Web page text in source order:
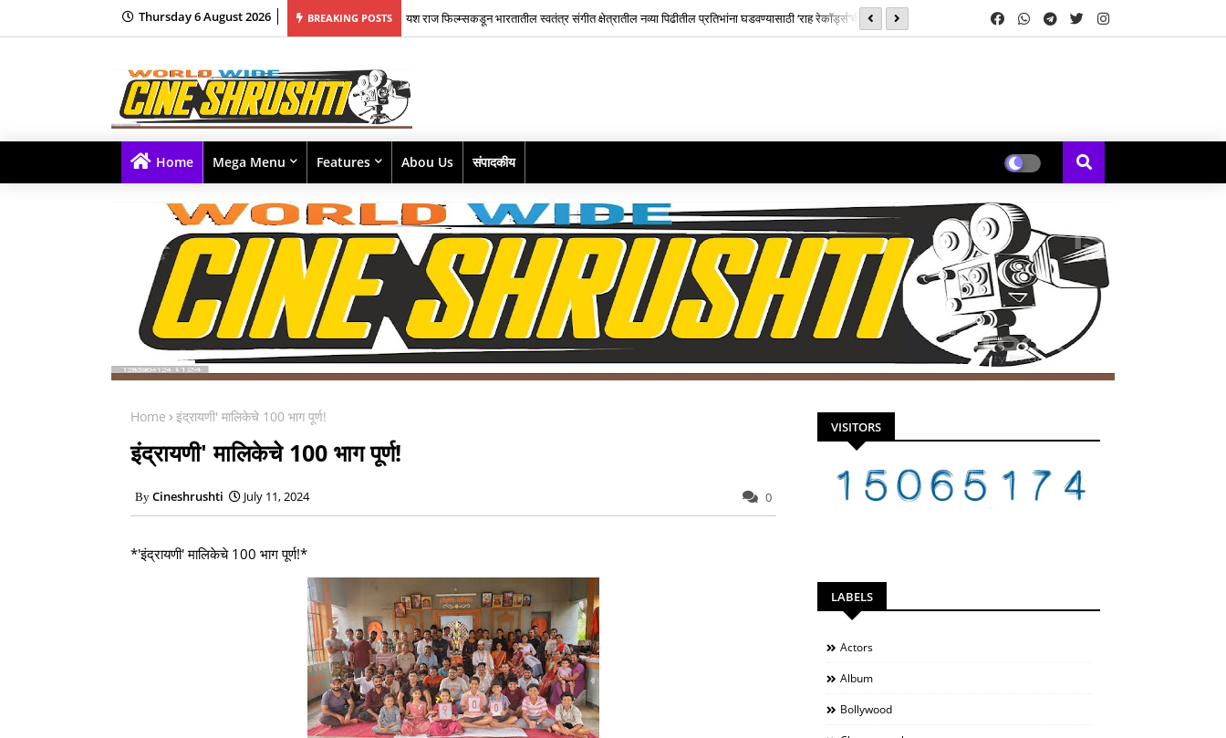
Thursday 6 August 2026 BREAKING POSTS
शर्वरी यांच्यावर चित्रित 'मॅसॅकर' हे प्रमोशनल म्युझिक व्हिडीओ वायआरएफ कडून प्रदर्शित! यश राज फिल्म्सकडून भारतातील स्वतंत्र संगीत क्षेत्रातील नव्या पिढीतील प्रतिभांना घडवण्यासाठी ‘राह रेकॉर्ड्स’ची सुरुवात ‘झिम्मा ३’च्या चित्रीकरणाला सुरुवात
Home Mega Menu Features Abou Us संपादकीय
Home इंद्रायणी' मालिकेचे 100 भाग पूर्ण!
इंद्रायणी' मालिकेचे 100 भाग पूर्ण!
Cineshrushti July 11, 2024 0
*'इंद्रायणी' मालिकेचे 100 भाग पूर्ण!*
VISITORS
LABELS
Actors
Album
Bollywood